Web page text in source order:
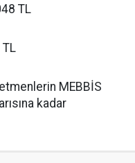
TL
MEBBİS
kadar